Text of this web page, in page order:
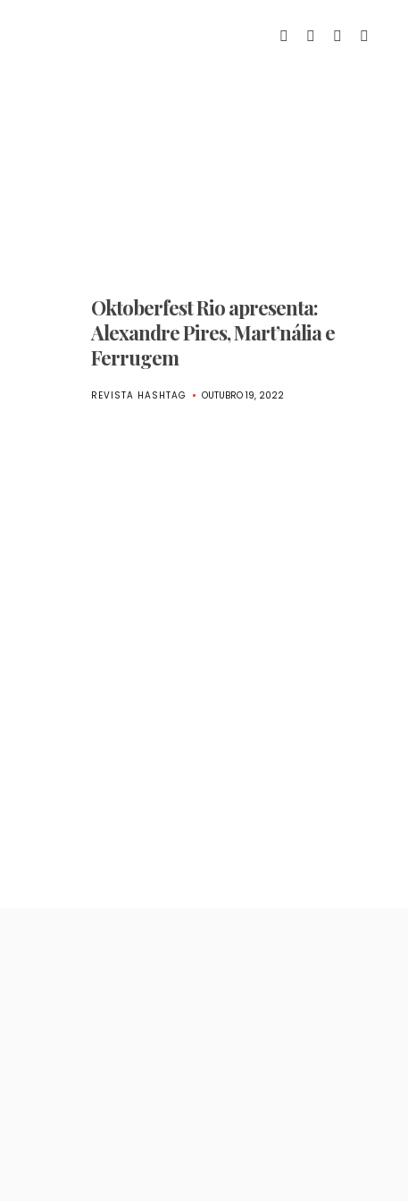
Oktoberfest Rio apresenta:
Alexandre Pires, Mart’nália e
Ferrugem
REVISTA HASHTAG OUTUBRO 19, 2022